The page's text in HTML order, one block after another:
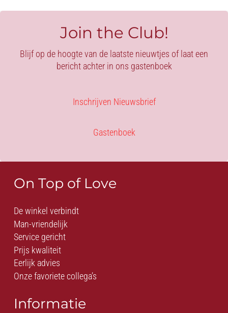
Join the Club!
Blijf op de hoogte van de laatste nieuwtjes of laat een
bericht achter in ons gastenboek
Inschrijven Nieuwsbrief
Gastenboek
On Top of Love
De winkel verbindt
Man-vriendelijk
Service gericht
Prijs kwaliteit
Eerlijk advies
Onze favoriete collega’s
Informatie